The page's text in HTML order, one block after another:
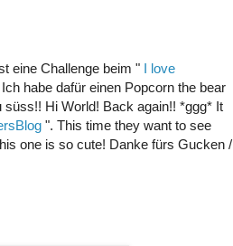
eine Challenge beim " I love
habe dafür einen Popcorn the bear
Hi World! Back again!! *ggg* It
". This time they want to see
one is so cute! Danke fürs Gucken /